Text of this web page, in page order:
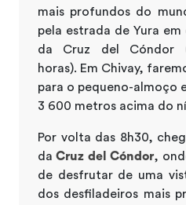
mais profundos do
pela estrada de Yura
da Cruz del Cóndor
horas). Em Chivay,
para o pequeno-almoço
3 600 metros acima do
Por volta das 8h30,
daCruz del Cóndor,
de desfrutar de uma
dos desfiladeiros mais